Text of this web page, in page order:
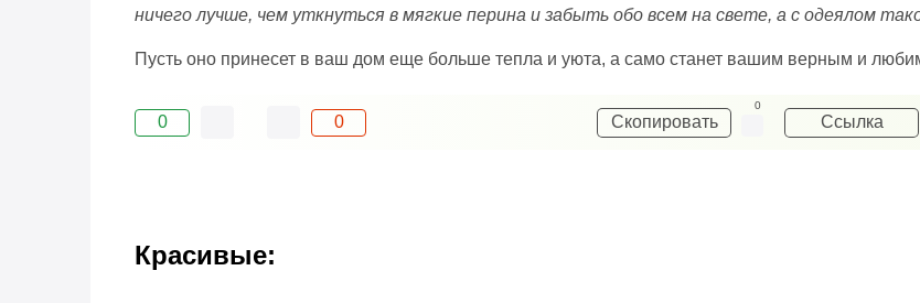
ничего лучше, чем уткнуться в мягкие перина и забыть обо всем на свете, а с одеялом
Пусть оно принесет в ваш дом еще больше тепла и уюта, а само станет вашим верным и
0 0 Скопировать
0
Ссылка
Красивые: